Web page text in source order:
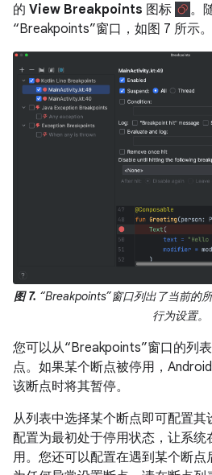
的 View Breakpoints 图标
。
“Breakpoints”窗口，如图 7 所示。
图 7. “Breakpoints”窗口列出了当前的
行为设置。
您可以从“Breakpoints”窗口的列
点。如果某个断点被停用，
该断点时将其暂停。
从列表中选择某个断点即可配置其
配置为最初处于停用状态，让系统
用。您还可以配置在遇到某个断